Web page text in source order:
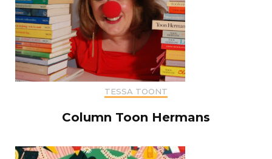
TESSA TOONT
Column Toon Hermans